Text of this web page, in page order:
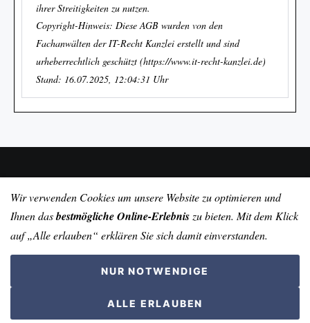
ihrer Streitigkeiten zu nutzen.
Copyright-Hinweis: Diese AGB wurden von den
Fachanwälten der IT-Recht Kanzlei erstellt und sind
urheberrechtlich geschützt (https://www.it-recht-kanzlei.de)
Stand: 16.07.2025, 12:04:31 Uhr
IMPRESSUM AGB/SBTAGB/SBT Online Shop
WIDERRUFSRECHT/CANCELLATION RIGHT
KONTAKT/CONTACT USVERSAND / SHIPPING
BESTELLFORMULAR / ORDER FROM
Wir verwenden Cookies um unsere Website zu optimieren und
Ihnen dasbestmögliche Online-Erlebnis zu bieten. Mit dem Klick
auf„Alle erlauben“ erklären Sie sich damit einverstanden.
NUR NOTWENDIGE
ALLE ERLAUBEN